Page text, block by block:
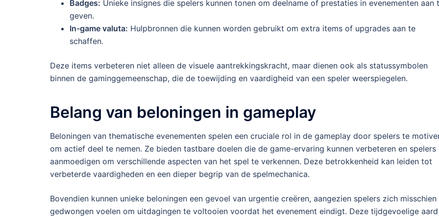
Badges: Unieke insignes die spelers kunnen tonen om deelname of prestaties in evenementen aan
geven.
In-game valuta: Hulpbronnen die kunnen worden gebruikt om extra items of upgrades aan te
schaffen.
Deze items verbeteren niet alleen de visuele aantrekkingskracht, maar dienen ook als statussymbolen
binnen de gaminggemeenschap, die de toewijding en vaardigheid van een speler weerspiegelen.
Belang van beloningen in gameplay
Beloningen van thematische evenementen spelen een cruciale rol in de gameplay door spelers te
om actief deel te nemen. Ze bieden tastbare doelen die de game-ervaring kunnen verbeteren en spelers
aanmoedigen om verschillende aspecten van het spel te verkennen. Deze betrokkenheid kan leiden tot
verbeterde vaardigheden en een dieper begrip van de spelmechanica.
Bovendien kunnen unieke beloningen een gevoel van urgentie creëren, aangezien spelers zich misschien
gedwongen voelen om uitdagingen te voltooien voordat het evenement eindigt. Deze tijdgevoelige aard